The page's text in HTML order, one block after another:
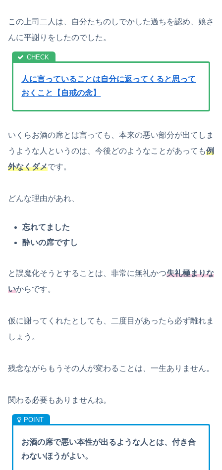
この上司二人は、自分たちのしでかした過ちを認め、娘さ
んに平謝りをしたのでした。
人に言っていることは自分に返ってくると思って
おくこと【自戒の念】
いくらお酒の席とは言っても、本来の悪い部分が出てしま
うような人というのは、今後どのようなことがあっても例
外なくダメです。
どんな理由があれ、
忘れてました
酔いの席ですし
と誤魔化そうとすることは、非常に無礼かつ失礼極まりな
いからです。
仮に謝ってくれたとしても、二度目があったら必ず離れま
しょう。
残念ながらもうその人が変わることは、一生ありません。
関わる必要もありませんね。
お酒の席で悪い本性が出るような人とは、付き合
わないほうがよい。